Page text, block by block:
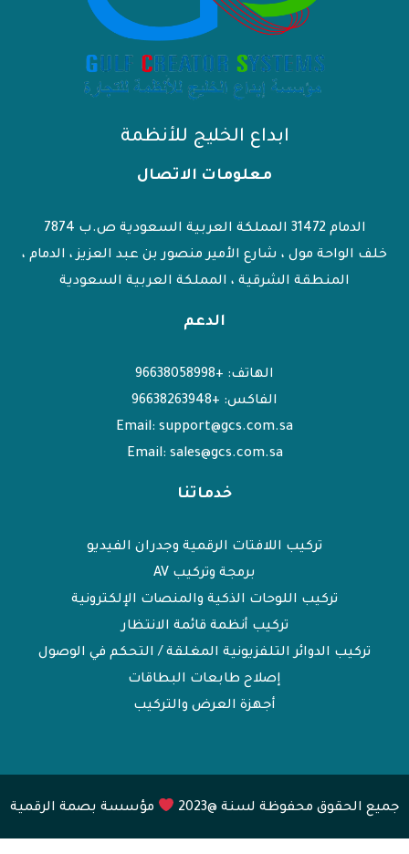
ابداع الخليج للأنظمة
معلومات الاتصال
الدمام 31472 المملكة العربية السعودية ص.ب 7874
خلف الواحة مول ، شارع الأمير منصور بن عبد العزيز ، الدمام ،
المنطقة الشرقية ، المملكة العربية السعودية
الدعم
الهاتف: +96638058998
الفاكس: +96638263948
Email: support@gcs.com.sa
Email: sales@gcs.com.sa
خدماتنا
تركيب اللافتات الرقمية وجدران الفيديو
برمجة وتركيب AV
تركيب اللوحات الذكية والمنصات الإلكترونية
تركيب أنظمة قائمة الانتظار
تركيب الدوائر التلفزيونية المغلقة / التحكم في الوصول
إصلاح طابعات البطاقات
أجهزة العرض والتركيب
جميع الحقوق محفوظة لسنة @2023 مؤسسة بصمة الرقمية